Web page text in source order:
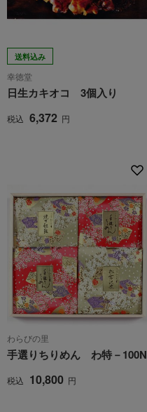
送料込み
幸徳堂
日生カキオコ 3個入り
税込 6,372 円
わらびの里
手選りちりめん わ特－100N
税込 10,800 円